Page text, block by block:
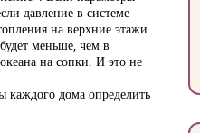
давление в системе
на верхние этажи
меньше, чем в
на сопки. И это не
каждого дома определить